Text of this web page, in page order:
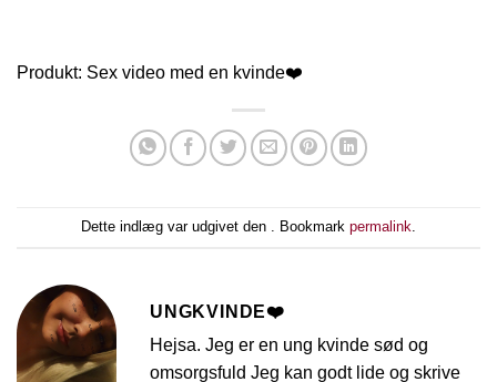
Produkt: Sex video med en kvinde❤️
Dette indlæg var udgivet den . Bookmark permalink
UNGKVINDE❤️
Hejsa. Jeg er en ung kvinde sød og
omsorgsfuld Jeg kan godt lide og skrive